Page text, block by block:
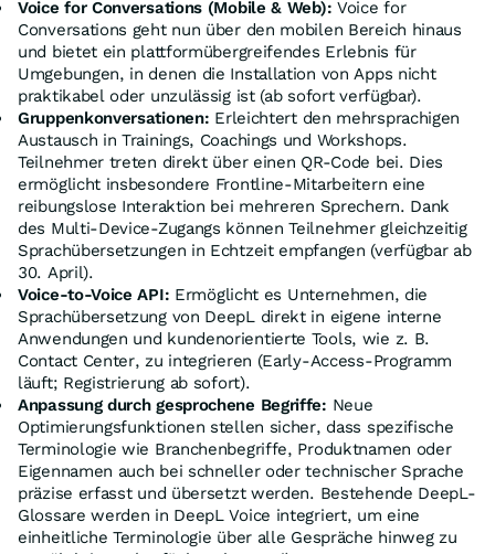
Voice for Conversations (Mobile & Web): Voice for
Conversations geht nun über den mobilen Bereich hinaus
und bietet ein plattformübergreifendes Erlebnis für
Umgebungen, in denen die Installation von Apps nicht
praktikabel oder unzulässig ist (ab sofort verfügbar).
Gruppenkonversationen: Erleichtert den mehrsprachigen
Austausch in Trainings, Coachings und Workshops.
Teilnehmer treten direkt über einen QR-Code bei. Dies
ermöglicht insbesondere Frontline-Mitarbeitern eine
reibungslose Interaktion bei mehreren Sprechern. Dank
des Multi-Device-Zugangs können Teilnehmer gleichzeitig
Sprachübersetzungen in Echtzeit empfangen (verfügbar ab
30. April).
Voice-to-Voice API: Ermöglicht es Unternehmen, die
Sprachübersetzung von DeepL direkt in eigene interne
Anwendungen und kundenorientierte Tools, wie z. B.
Contact Center, zu integrieren (Early-Access-Programm
läuft; Registrierung ab sofort).
Anpassung durch gesprochene Begriffe: Neue
Optimierungsfunktionen stellen sicher, dass spezifische
Terminologie wie Branchenbegriffe, Produktnamen oder
Eigennamen auch bei schneller oder technischer Sprache
präzise erfasst und übersetzt werden. Bestehende DeepL-
Glossare werden in DeepL Voice integriert, um eine
einheitliche Terminologie über alle Gespräche hinweg zu